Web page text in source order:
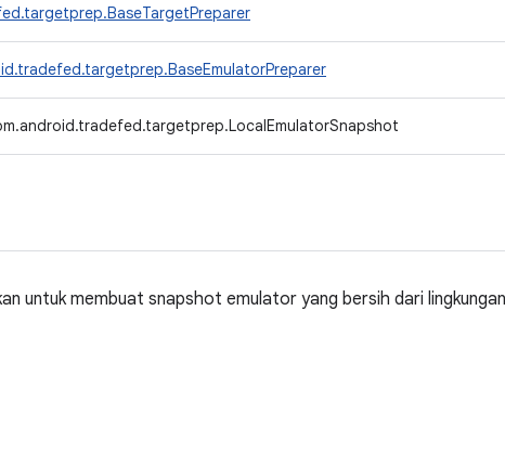
untuk membuat snapshot emulator yang bersih dari